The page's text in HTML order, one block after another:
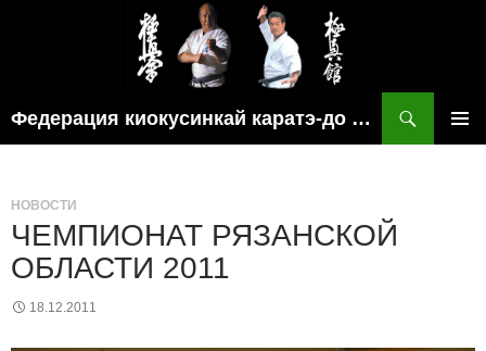
Федерация киокусинкай каратэ-до рязанской области
НОВОСТИ
ЧЕМПИОНАТ РЯЗАНСКОЙ
ОБЛАСТИ 2011
18.12.2011